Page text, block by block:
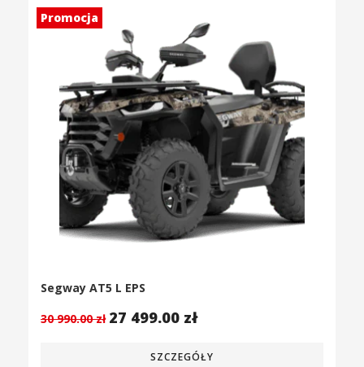
Promocja
Segway AT5 L EPS
30 990.00zł 27 499.00 zł
SZCZEGÓŁY